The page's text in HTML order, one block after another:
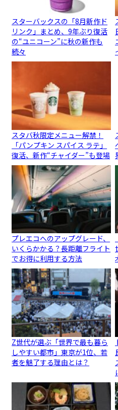
スターバックスの「8月新作ド
リンク」まとめ、9年ぶり復活
の“ユニコーン”に秋の新作も
続々
スタバ秋限定メニュー解禁！
「パンプキン スパイス ラテ」
復活、新作“チャイダー”も登場
プレエコへのアップグレード、
いくらかかる？長距離フライト
でお得に利用する方法
Z世代が選ぶ「世界で最も暮ら
しやすい都市」東京が1位、若
者を魅了する理由とは？